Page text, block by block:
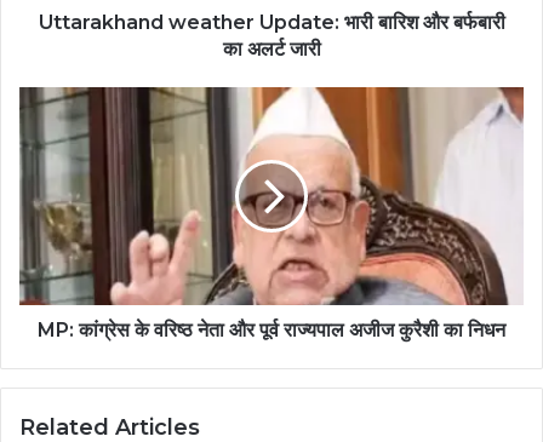
Uttarakhand weather Update: भारी बारिश और बर्फबारी
का अलर्ट जारी
MP: कांग्रेस के वरिष्ठ नेता और पूर्व राज्यपाल अजीज कुरैशी का निधन
Related Articles